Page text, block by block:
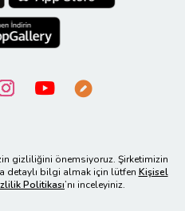
gizliliğini önemsiyoruz. Şirketimizin
detaylı bilgi almak için lütfen Kişisel
Politikası’nı inceleyiniz.